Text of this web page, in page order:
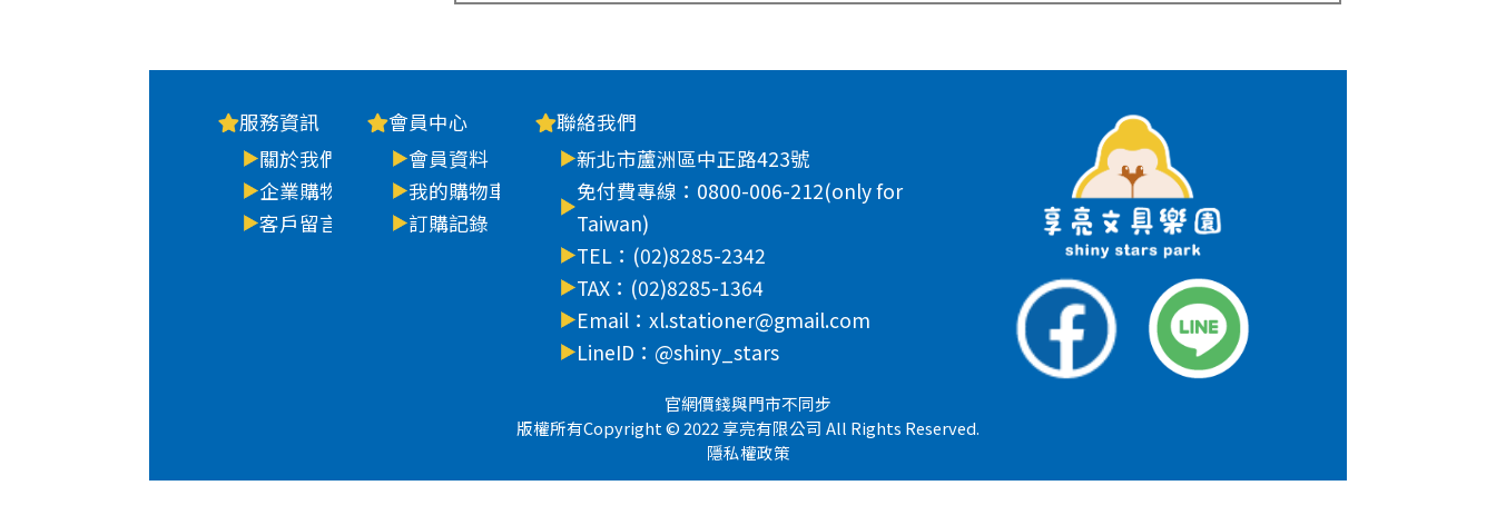
服務資訊
關於我們
企業購物
客戶留言
會員中心
會員資料
我的購物車
訂購記錄
聯絡我們
新北市蘆洲區中正路423號
免付費專線：0800-006-212(only for
Taiwan)
TEL：(02)8285-2342
TAX：(02)8285-1364
Email：xl.stationer@gmail.com
LineID：@shiny_stars
官網價錢與門市不同步
版權所有Copyright © 2022 享亮有限公司 All Rights Reserved.
隱私權政策